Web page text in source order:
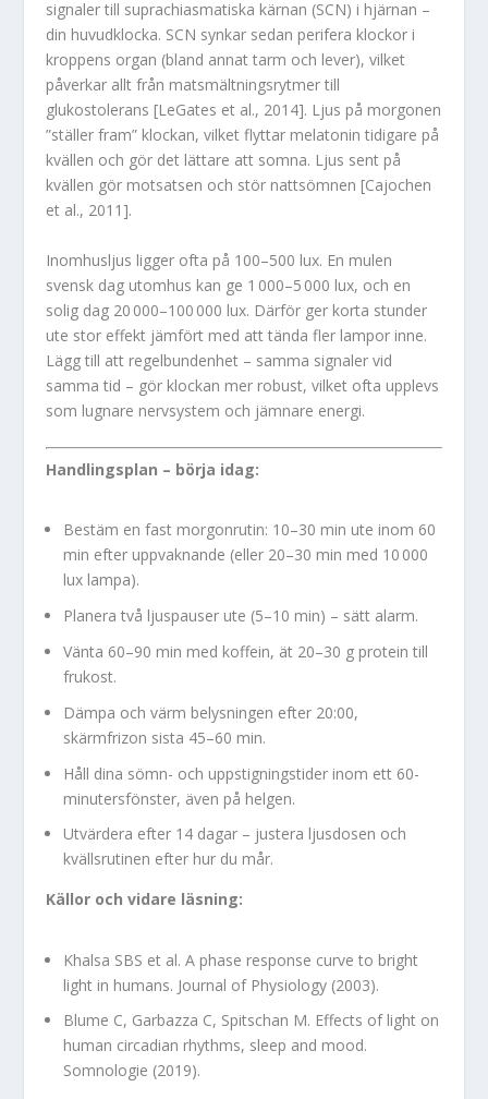
signaler till suprachiasmatiska kärnan (SCN) i hjärnan –
din huvudklocka. SCN synkar sedan perifera klockor i
kroppens organ (bland annat tarm och lever), vilket
påverkar allt från matsmältningsrytmer till
glukostolerans [LeGates et al., 2014]. Ljus på morgonen
”ställer fram” klockan, vilket flyttar melatonin tidigare på
kvällen och gör det lättare att somna. Ljus sent på
kvällen gör motsatsen och stör nattsömnen [Cajochen
et al., 2011].
Inomhusljus ligger ofta på 100–500 lux. En mulen
svensk dag utomhus kan ge 1 000–5 000 lux, och en
solig dag 20 000–100 000 lux. Därför ger korta stunder
ute stor effekt jämfört med att tända fler lampor inne.
Lägg till att regelbundenhet – samma signaler vid
samma tid – gör klockan mer robust, vilket ofta upplevs
som lugnare nervsystem och jämnare energi.
Handlingsplan – börja idag:
Bestäm en fast morgonrutin: 10–30 min ute inom 60
min efter uppvaknande (eller 20–30 min med 10 000
lux lampa).
Planera två ljuspauser ute (5–10 min) – sätt alarm.
Vänta 60–90 min med koffein, ät 20–30 g protein till
frukost.
Dämpa och värm belysningen efter 20:00,
skärmfrizon sista 45–60 min.
Håll dina sömn- och uppstigningstider inom ett 60-
minutersfönster, även på helgen.
Utvärdera efter 14 dagar – justera ljusdosen och
kvällsrutinen efter hur du mår.
Källor och vidare läsning:
Khalsa SBS et al. A phase response curve to bright
light in humans. Journal of Physiology (2003).
Blume C, Garbazza C, Spitschan M. Effects of light on
human circadian rhythms, sleep and mood.
Somnologie (2019).